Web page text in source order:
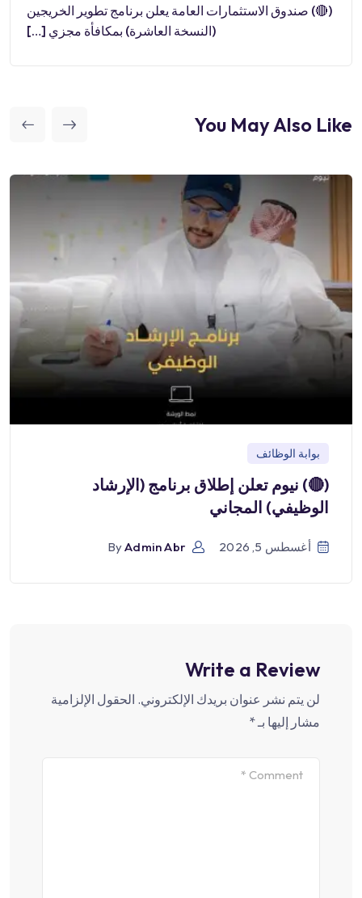
(🔴) صندوق الاستثمارات العامة يعلن برنامج تطوير الخريجين
(النسخة العاشرة) بمكافأة مجزي […]
You May Also Like
بوابة الوظائف
(🔴) نيوم تعلن إطلاق برنامج (الإرشاد
الوظيفي) المجاني
أغسطس 5, 2026 ByAdmin Abr
Write a Review
لن يتم نشر عنوان بريدك الإلكتروني. الحقول الإلزامية
مشار إليها بـ*